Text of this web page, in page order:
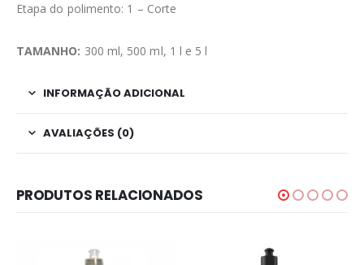
Etapa do polimento: 1 – Corte⁣⁣⁣
TAMANHO: 300 ml, 500 ml, 1 l e 5 l⁣⁣⁣
INFORMAÇÃO ADICIONAL
AVALIAÇÕES (0)
PRODUTOS RELACIONADOS